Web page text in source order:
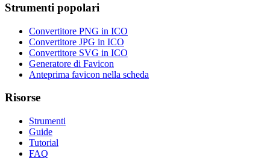
Strumenti popolari
Convertitore PNG in ICO
Convertitore JPG in ICO
Convertitore SVG in ICO
Generatore di Favicon
Anteprima favicon nella scheda
Risorse
Strumenti
Guide
Tutorial
FAQ